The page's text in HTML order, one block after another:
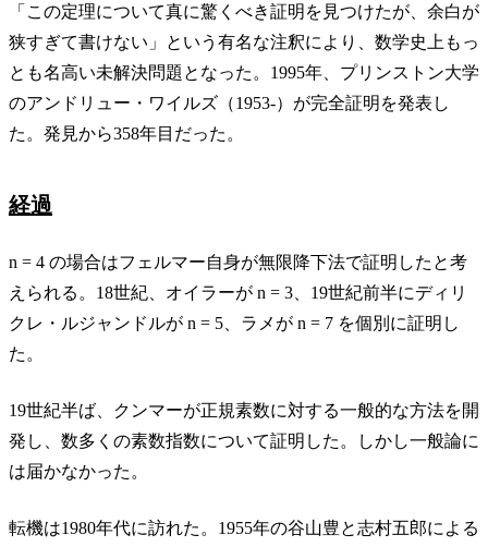
「この定理について真に驚くべき証明を見つけたが、余白が
狭すぎて書けない」という有名な注釈により、数学史上もっ
とも名高い未解決問題となった。1995年、プリンストン大学
のアンドリュー・ワイルズ（1953-）が完全証明を発表し
た。発見から358年目だった。
経過
n = 4 の場合はフェルマー自身が無限降下法で証明したと考
えられる。18世紀、オイラーが n = 3、19世紀前半にディリ
クレ・ルジャンドルが n = 5、ラメが n = 7 を個別に証明し
た。
19世紀半ば、クンマーが正規素数に対する一般的な方法を開
発し、数多くの素数指数について証明した。しかし一般論に
は届かなかった。
転機は1980年代に訪れた。1955年の谷山豊と志村五郎による